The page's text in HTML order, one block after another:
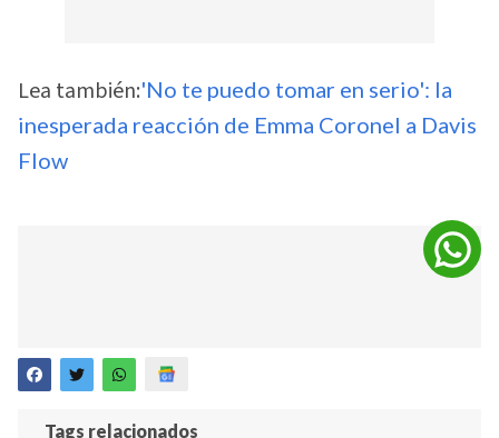
Lea también:'No te puedo tomar en serio': la
inesperada reacción de Emma Coronel a Davis
Flow
Tags relacionados